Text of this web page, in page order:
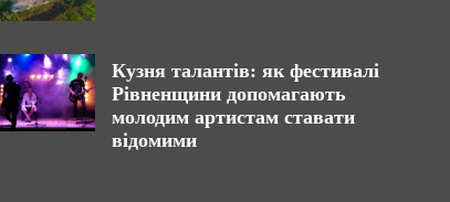
Кузня талантів: як фестивалі
Рівненщини допомагають
молодим артистам ставати
відомими